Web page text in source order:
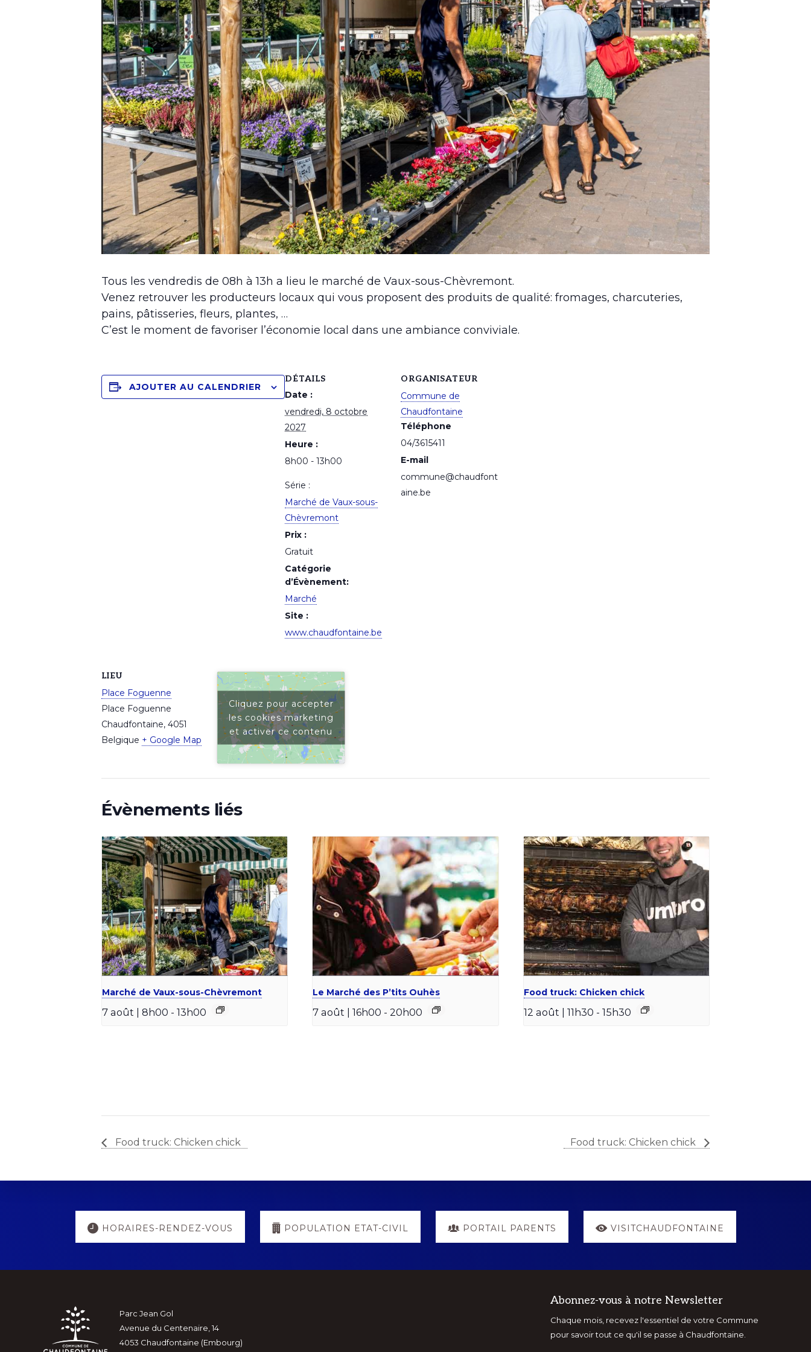
Tous les vendredis de 08h à 13h a lieu le marché de Vaux-sous-Chèvremont.
Venez retrouver les producteurs locaux qui vous proposent des produits de qualité: fromages, charcuteries,
pains, pâtisseries, fleurs, plantes, …
C’est le moment de favoriser l’économie local dans une ambiance conviviale.
AJOUTER AU CALENDRIER
DÉTAILS
Date :
vendredi, 8 octobre
2027
Heure :
8h00 - 13h00
Série :
Marché de Vaux-sous-
Chèvremont
Prix :
Gratuit
Catégorie
d’Évènement:
Marché
Site :
www.chaudfontaine.be
ORGANISATEUR
Commune de
Chaudfontaine
Téléphone
04/3615411
E-mail
commune@chaudfont
aine.be
LIEU
Place Foguenne
Place Foguenne
Chaudfontaine, 4051
Belgique + Google Map
Cliquez pour accepter
les cookies marketing
et activer ce contenu
Évènements liés
Marché de Vaux-sous-Chèvremont
7 août | 8h00 - 13h00
Le Marché des P’tits Ouhès
7 août | 16h00 - 20h00
Food truck: Chicken chick
12 août | 11h30 - 15h30
Food truck: Chicken chick Food truck: Chicken chick
Explore
more
HORAIRES-RENDEZ-VOUS POPULATION ETAT-CIVIL PORTAIL PARENTS VISITCHAUDFONTAINE
Footer
Parc Jean Gol
Avenue du Centenaire, 14
4053 Chaudfontaine (Embourg)
Abonnez-vous à notre Newsletter
Chaque mois, recevez l'essentiel de votre Commune
pour savoir tout ce qu'il se passe à Chaudfontaine.